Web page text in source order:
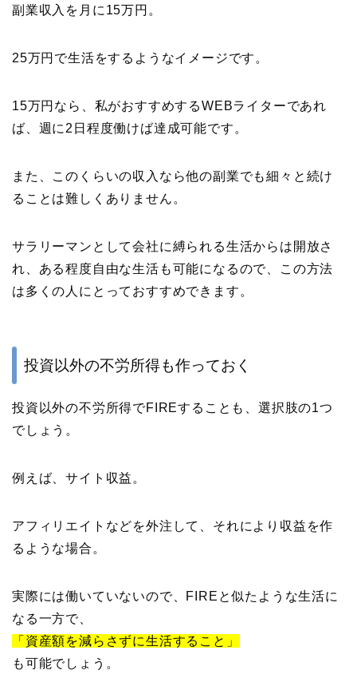
副業収入を月に15万円。
25万円で生活をするようなイメージです。
15万円なら、私がおすすめするWEBライターであれ
ば、週に2日程度働けば達成可能です。
また、このくらいの収入なら他の副業でも細々と続け
ることは難しくありません。
サラリーマンとして会社に縛られる生活からは開放さ
れ、ある程度自由な生活も可能になるので、この方法
は多くの人にとっておすすめできます。
投資以外の不労所得も作っておく
投資以外の不労所得でFIREすることも、選択肢の1つ
でしょう。
例えば、サイト収益。
アフィリエイトなどを外注して、それにより収益を作
るような場合。
実際には働いていないので、FIREと似たような生活に
なる一方で、
「資産額を減らさずに生活すること」
も可能でしょう。